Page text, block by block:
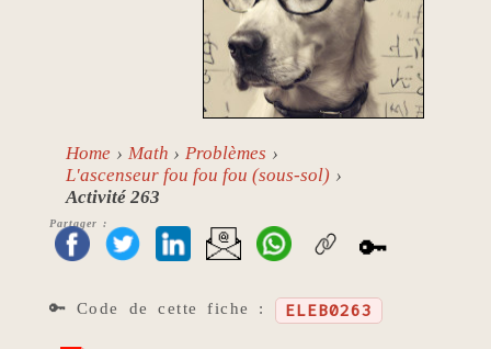
Home Math
Problèmes
L'ascenseur fou fou fou (sous-sol)
Activité 263
Partager :
🔑
🔑 Code de cette fiche : ELEB0263